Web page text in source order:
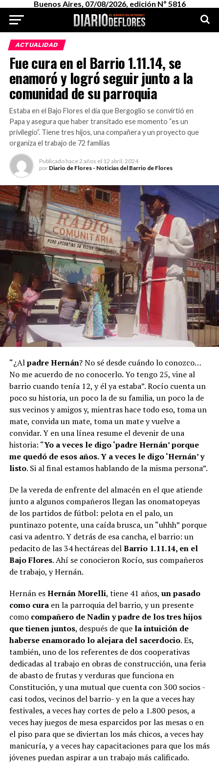
Buenos Aires, 07/08/2026, edición Nº 5816
ACTUALIDAD
Fue cura en el Barrio 1.11.14, se
enamoró y logró seguir junto a la
comunidad de su parroquia
Estaba en el Bajo Flores el día que Bergoglio se convirtió en
Papa y asegura que haber transitado ese momento “es un
privilegio”. Tiene tres hijos, una compañera y un proyecto que
organiza el trabajo de 72 familias
Publicado hace 2 años el 12 abril, 2024
por Diario de Flores - Noticias del Barrio de Flores
“¿Alpadre Hernán? No sé desde cuándo lo conozco…
No me acuerdo de no conocerlo. Yo tengo 25, vine al
barrio cuando tenía 12, y él ya estaba”. Rocío cuenta un
poco su historia, un poco la de su familia, un poco la de
sus vecinos y amigos y, mientras hace todo eso, toma un
mate, convida un mate, toma un mate y vuelve a
convidar. Y en una línea resume el devenir de una
historia: “Yo a veces le digo ‘padre Hernán’ porque
me quedó de esos años. Y a veces le digo ‘Hernán’ y
listo. Si al final estamos hablando de la misma persona”.
De la vereda de enfrente del almacén en el que atiende
junto a algunos compañeros llegan las onomatopeyas
de los partidos de fútbol: pelota en el palo, un
puntinazo potente, una caída brusca, un “uhhh” porque
casi va adentro. Y detrás de esa cancha, el barrio: un
pedacito de las 34 hectáreas delBarrio 1.11.14, en el
Bajo Flores. Ahí se conocieron Rocío, sus compañeros
de trabajo, y Hernán.
Hernán esHernán Morelli, tiene 41 años, un pasado
como curaen la parroquia del barrio, y un presente
comocompañero de Nadin y padre de los tres hijos
que tienen juntos, después de que la intuición de
haberse enamorado lo alejara del sacerdocio. Es,
también, uno de los referentes de dos cooperativas
dedicadas al trabajo en obras de construcción, una feria
de abasto de frutas y verduras que funciona en
Constitución, y una mutual que cuenta con 300 socios -
casi todos, vecinos del barrio- y en la que a veces hay
festivales, a veces hay cortes de pelo a 1.800 pesos, a
veces hay juegos de mesa esparcidos por las mesas o en
el piso para que se diviertan los más chicos, a veces hay
manicuría, y a veces hay capacitaciones para que los más
jóvenes puedan aspirar a un trabajo más calificado.